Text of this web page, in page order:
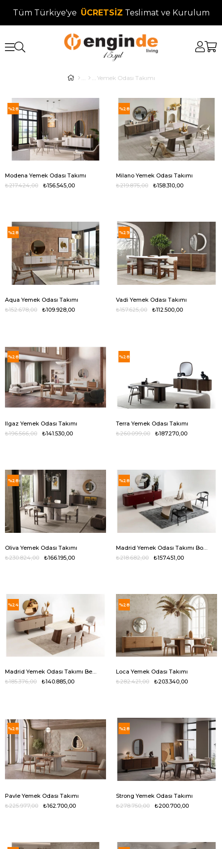
Tüm Türkiye'ye ÜCRETSİZ Teslimat ve Kurulum
Yemek Odası Takımı
Modena Yemek Odası Takımı
₺156.545,00
₺217.424,00
%28
Milano Yemek Odası Takımı
₺158.310,00
₺219.875,00
%28
Aqua Yemek Odası Takımı
₺109.928,00
₺152.678,00
%28
Vadi Yemek Odası Takımı
₺112.500,00
₺157.625,00
%29
Ilgaz Yemek Odası Takımı
₺141.530,00
₺196.566,00
%28
Terra Yemek Odası Takımı
₺187.270,00
₺260.099,00
%28
Oliva Yemek Odası Takımı
₺166.195,00
₺230.824,00
%28
Madrid Yemek Odası Takımı Bordo
₺157.451,00
₺218.682,00
%28
Madrid Yemek Odası Takımı Bej Ceviz
₺140.885,00
₺185.376,00
%24
Loca Yemek Odası Takımı
₺203.340,00
₺282.421,00
%28
Pavle Yemek Odası Takımı
₺162.700,00
₺225.977,00
%28
Strong Yemek Odası Takımı
₺200.700,00
₺278.750,00
%28